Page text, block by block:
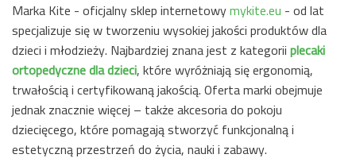
Marka Kite - oficjalny sklep internetowymykite.eu - od lat
specjalizuje się w tworzeniu wysokiej jakości produktów dla
dzieci i młodzieży. Najbardziej znana jest z kategoriiplecaki
ortopedyczne dla dzieci, które wyróżniają się ergonomią,
trwałością i certyfikowaną jakością. Oferta marki obejmuje
jednak znacznie więcej – także akcesoria do pokoju
dziecięcego, które pomagają stworzyć funkcjonalną i
estetyczną przestrzeń do życia, nauki i zabawy.